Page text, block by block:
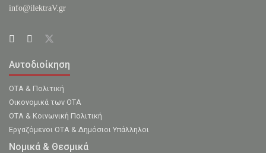
info@ilektraV.gr
Αυτοδιοίκηση
ΟΤΑ & Πολιτική
Οικονομικά των ΟΤΑ
ΟΤΑ & Κοινωνική Πολιτική
Εργαζόμενοι ΟΤΑ & Δημόσιοι Υπάλληλοι
Νομικά & Θεσμικά